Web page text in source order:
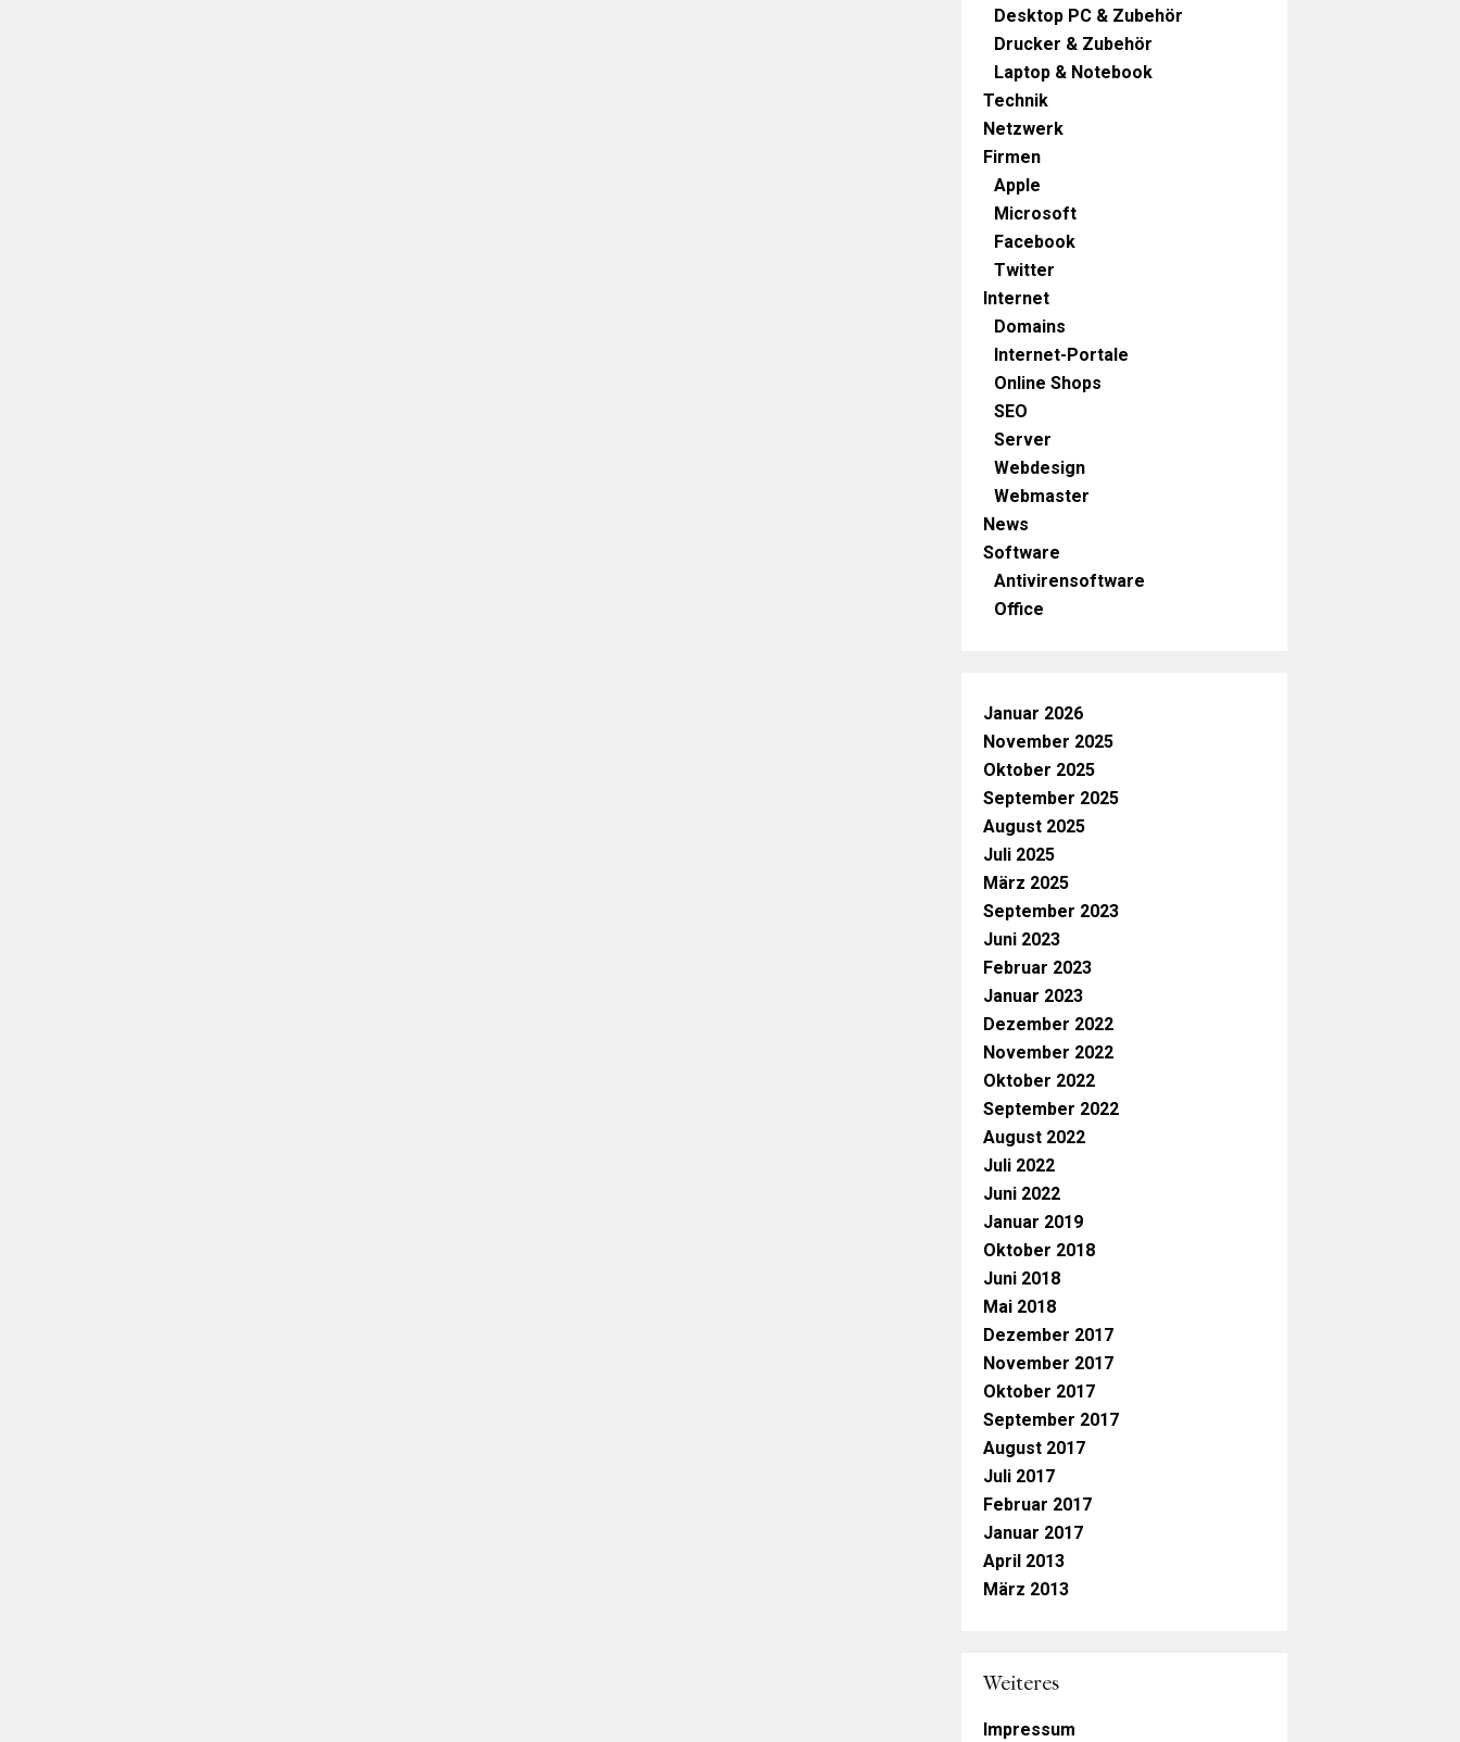
Desktop PC & Zubehör
Drucker & Zubehör
Laptop & Notebook
Technik
Netzwerk
Firmen
Apple
Microsoft
Facebook
Twitter
Internet
Domains
Internet-Portale
Online Shops
SEO
Server
Webdesign
Webmaster
News
Software
Antivirensoftware
Office
Januar 2026
November 2025
Oktober 2025
September 2025
August 2025
Juli 2025
März 2025
September 2023
Juni 2023
Februar 2023
Januar 2023
Dezember 2022
November 2022
Oktober 2022
September 2022
August 2022
Juli 2022
Juni 2022
Januar 2019
Oktober 2018
Juni 2018
Mai 2018
Dezember 2017
November 2017
Oktober 2017
September 2017
August 2017
Juli 2017
Februar 2017
Januar 2017
April 2013
März 2013
Weiteres
Impressum